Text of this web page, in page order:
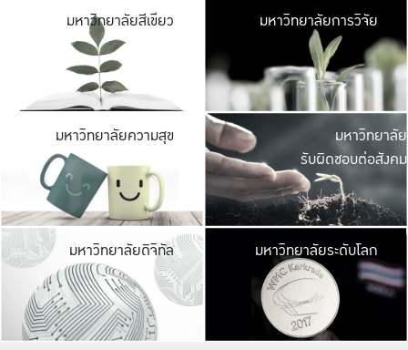
มหาวิทยาลัยสีเขียว มหาวิ
มีพื้นที่เขียวสดใส
เป็นป่าในเมือง เกษต
มหาวิทยาลัยการวิจัย
มหาวิทยาลัยความสุข มหาวิ
ค
เปิดประ
และพบเรื่องราวใ
มหาวิทยาลัย
รับผิดชอบต่อสังคม
มหาวิทยาลัยดิจิทัล มหาวิ
เปลี่ยนแปลง แล
เพื่อทำง
ระบบสารสนเทศ
มหาวิทยาลัยระดับโลก